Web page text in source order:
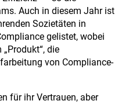
ENGINEERING AND
Auch in diesem Jahr ist
Sozietäten in
gelistet, wobei
die
von Compliance-
für ihr Vertrauen, aber